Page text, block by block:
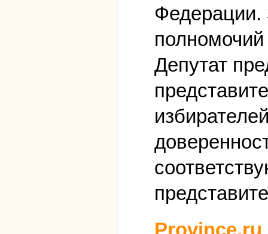
Федерации.
Депутат
Province.ru